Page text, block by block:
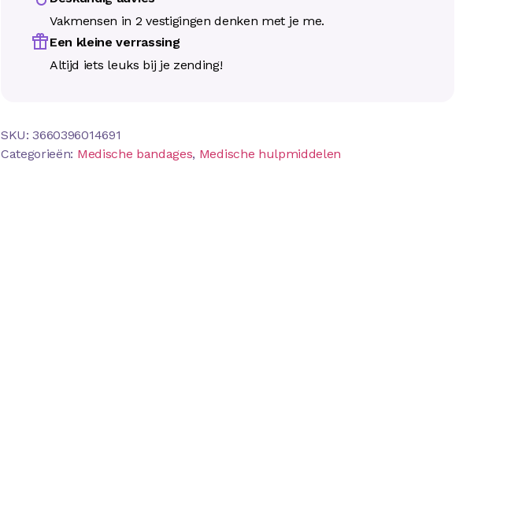
Vakmensen in 2 vestigingen denken met je me.
Een kleine verrassing
Altijd iets leuks bij je zending!
SKU:3660396014691
Categorieën: Medische bandages, Medische hulpmiddelen